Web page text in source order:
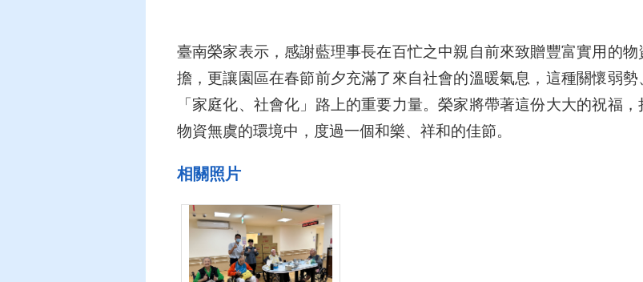
臺南榮家表示，感謝藍理事長在百忙之中親自前來致贈豐富實用的
擔，更讓園區在春節前夕充滿了來自社會的溫暖氣息，這種關懷弱
「家庭化、社會化」路上的重要力量。榮家將帶著這份大大的祝福
物資無虞的環境中，度過一個和樂、祥和的佳節。
相關照片